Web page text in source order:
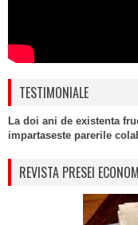
TESTIMONIALE
La doi ani de existenta
impartaseste parerile
REVISTA PRESEI